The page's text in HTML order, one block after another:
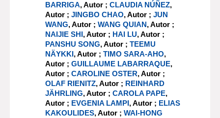
BARRIGA, Autor ;CLAUDIA NÚÑEZ,
Autor ;JINGBO CHAO, Autor ;JUN
WANG, Autor ;WANG QUIAN, Autor ;
NAIJIE SHI, Autor ; HAI LU, Autor ;
PANSHU SONG, Autor ;TEEMU
NÄYKKI, Autor ;TIMO SARA-AHO,
Autor ;GUILLAUME LABARRAQUE,
Autor ;CAROLINE OSTER, Autor ;
OLAF RIENITZ, Autor ; REINHARD
JÄHRLING, Autor ;CAROLA PAPE,
Autor ; EVGENIA LAMPI, Autor ; ELIAS
KAKOULIDES, Autor ;WAI-HONG